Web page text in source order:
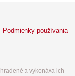
Podmienky používania
a vykonáva ich